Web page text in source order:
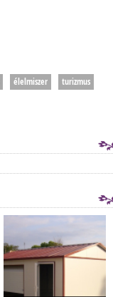
élelmiszer
turizmus